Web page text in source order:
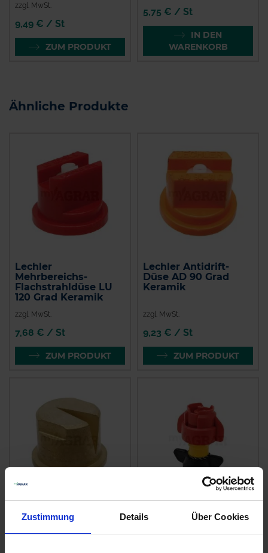
Zustimmung Details Über Cookies
zzgl. MwSt.
9,49 € / St
ZUM PRODUKT
5,75 € / St
IN DEN
WARENKORB
Ähnliche Produkte
Lechler
Mehrbereichs-
Flachstrahldüse LU
120 Grad Keramik
zzgl. MwSt.
7,68 € / St
ZUM PRODUKT
Lechler Antidrift-
Düse AD 90 Grad
Keramik
zzgl. MwSt.
9,23 € / St
ZUM PRODUKT
Lechler
Weitwurfdüse 90
Grad
Injektor-
Flachstrahldüse 110
Grad